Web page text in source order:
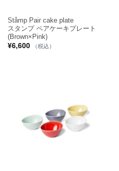
Ståmp Pair cake plate
スタンプ ペアケーキプレート
(Brown×Pink)
¥6,600 （税込）